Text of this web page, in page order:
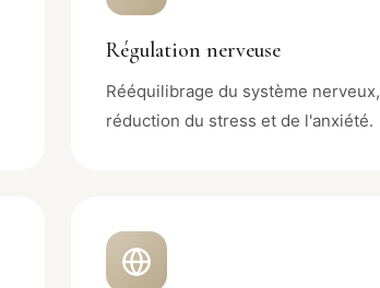
Régulation nerveuse
Rééquilibrage du système nerveux,
réduction du stress et de l'anxiété.